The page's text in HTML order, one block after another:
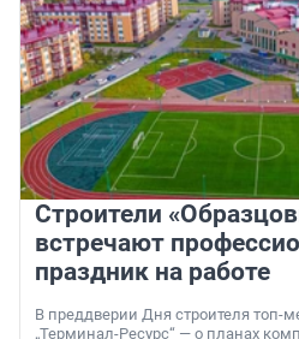
Строители
встречают
праздник на работе
В преддверии Дня строителя
„Терминал-Ресурс“ — о планах